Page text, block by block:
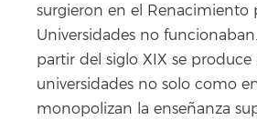
surgieron en el Renacimiento
Universidades no
partir del siglo XIX se produce
universidades no solo como
monopolizan la enseñanza